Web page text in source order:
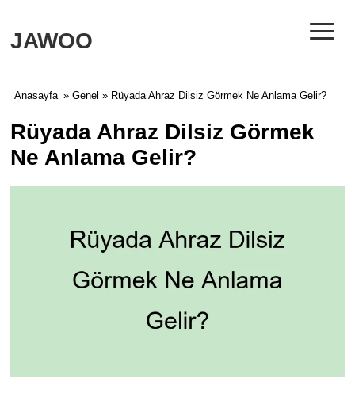
JAWOO ≡
Anasayfa » Genel » Rüyada Ahraz Dilsiz Görmek Ne Anlama Gelir?
Rüyada Ahraz Dilsiz Görmek
Ne Anlama Gelir?